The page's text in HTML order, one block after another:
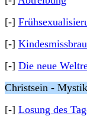
[-]
[-]
[-] Die neue
Christsein -
[-] Losung des